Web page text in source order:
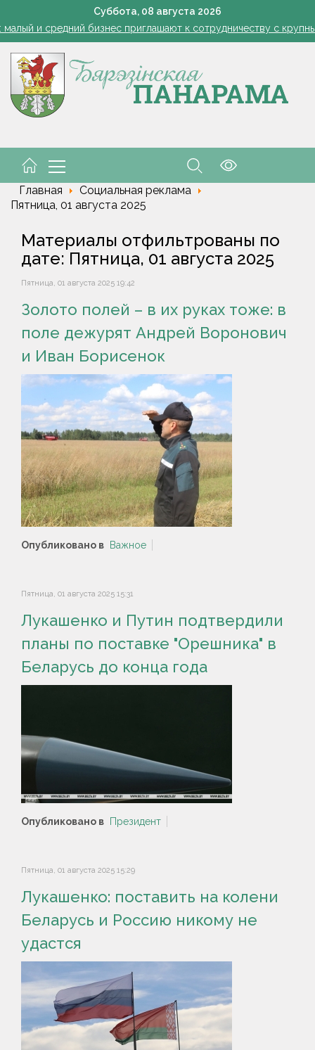
Суббота, 08 августа 2026
1 стакан в ведро — тля и плодожорка бегут: Августовская
и средний бизнес приглашают к сотрудничеству с
маршруты, ассортимент. Лукашенко обозначил слабые
возмутился качеством товаров в магазинах на селе:
1 стакан в ведро — тля и плодожорка бегут: Августовская
маршруты, ассортимент. Лукашенко обозначил слабые
Главная
Социальная реклама
Пятница, 01 августа 2025
Материалы отфильтрованы по
дате: Пятница, 01 августа 2025
Пятница, 01 августа 2025 19:42
Золото полей – в их руках тоже: в
поле дежурят Андрей Воронович
и Иван Борисенок
Опубликовано в Важное
Пятница, 01 августа 2025 15:31
Лукашенко и Путин подтвердили
планы по поставке "Орешника" в
Беларусь до конца года
Опубликовано в Президент
Пятница, 01 августа 2025 15:29
Лукашенко: поставить на колени
Беларусь и Россию никому не
удастся